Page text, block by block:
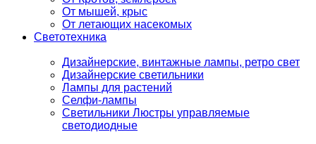
От мышей, крыс
От летающих насекомых
Светотехника
Дизайнерские, винтажные лампы, ретро свет
Дизайнерские светильники
Лампы для растений
Селфи-лампы
Светильники Люстры управляемые
светодиодные